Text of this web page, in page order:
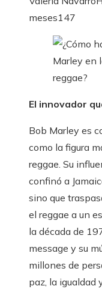
meses147
El innovador
Bob Marley es
como la figura
reggae. Su
confinó a
sino que
el reggae a un
la década de
message y su
millones de
paz, la igualdad